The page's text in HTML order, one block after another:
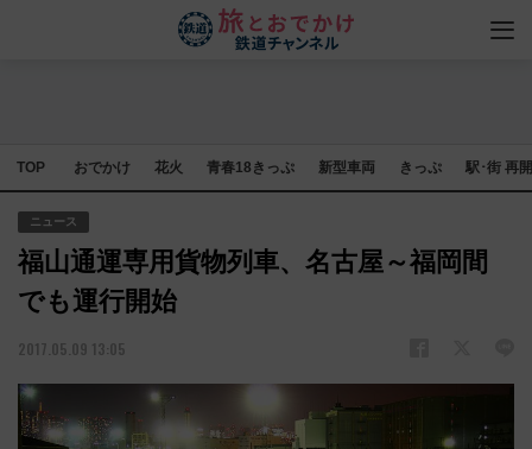
TOP おでかけ 花火 青春18きっぷ 新型車両 きっぷ 駅･街 再
ニュース
福山通運専用貨物列車、名古屋～福岡間
でも運行開始
2017.05.09 13:05